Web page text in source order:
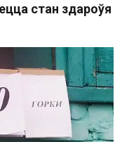
стан здароўя